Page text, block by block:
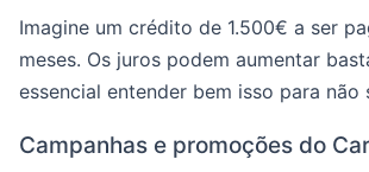
Imagine um crédito de 1.500€ a ser
meses. Os juros podem aumentar
essencial entender bem isso para não
Campanhas e promoções do